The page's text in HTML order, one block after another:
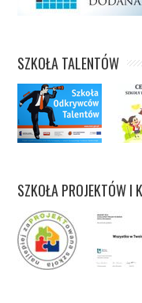
SZKOŁA TALENTÓW
SZKOŁA PROJEKTÓW I